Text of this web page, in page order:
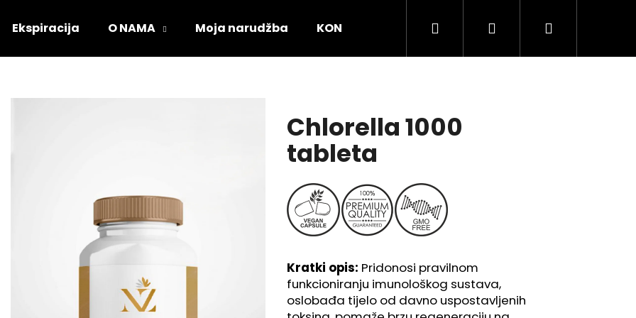
Ekspiracija O NAMA Moja narudžba KONTAKT SAVJETI I INSPIRACIJA
PretražiPrijava Košarica
Chlorella 1000
tableta
Kratki opis: Pridonosi pravilnom
funkcioniranju imunološkog sustava,
oslobađa tijelo od davno uspostavljenih
Preporučujemo
Dalje